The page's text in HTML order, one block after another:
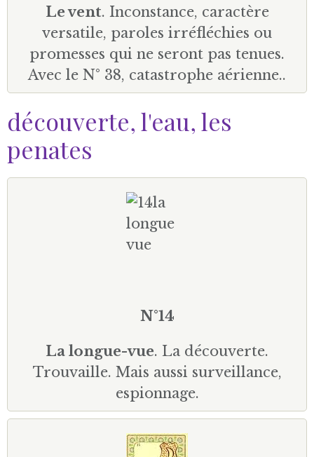
Le vent. Inconstance, caractère
versatile, paroles irréfléchies ou
promesses qui ne seront pas tenues.
Avec le N° 38, catastrophe aérienne..
découverte, l'eau, les
penates
N°14
La longue-vue. La découverte.
Trouvaille. Mais aussi surveillance,
espionnage.